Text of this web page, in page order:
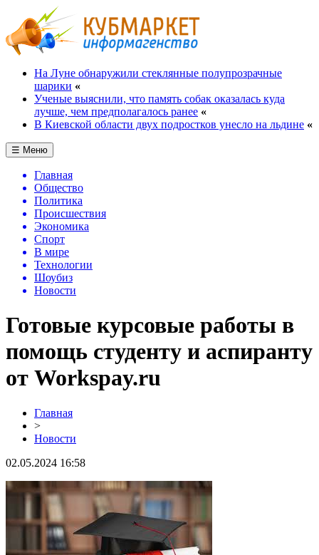
На Луне обнаружили стеклянные полупрозрачные
шарики «
Ученые выяснили, что память собак оказалась куда
лучше, чем предполагалось ранее «
В Киевской области двух подростков унесло на льдине «
☰ Меню
Главная
Общество
Политика
Происшествия
Экономика
Спорт
В мире
Технологии
Шоубиз
Новости
Готовые курсовые работы в
помощь студенту и аспиранту
от Workspay.ru
Главная
>
Новости
02.05.2024 16:58